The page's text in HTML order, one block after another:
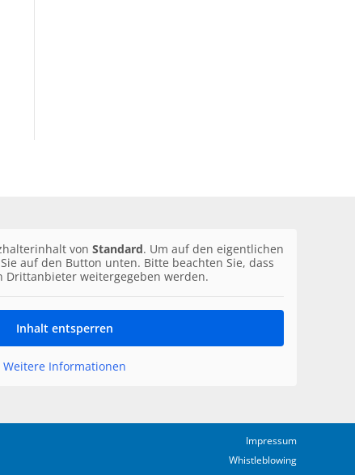
von Standard. Um auf den eigentlichen
auf den Button unten. Bitte beachten Sie, dass
Drittanbieter weitergegeben werden.
Inhalt entsperren
Weitere Informationen
Impressum
Whistleblowing